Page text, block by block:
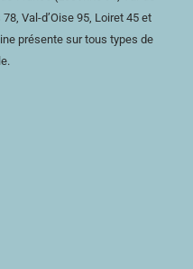
78, Val-d’Oise 95, Loiret 45 et
présente sur tous types de